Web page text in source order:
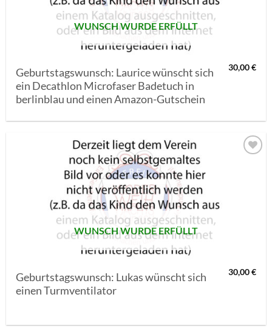
WUNSCH WURDE ERFÜLLT
Geburtstagswunsch: Laurice wünscht sich
ein Decathlon Microfaser Badetuch in
berlinblau und einen Amazon-Gutschein
30,00€
WUNSCH WURDE ERFÜLLT
Geburtstagswunsch: Lukas wünscht sich
einen Turmventilator
30,00€